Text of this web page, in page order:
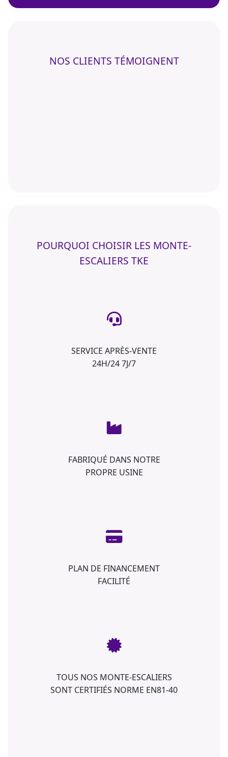
NOS CLIENTS TÉMOIGNENT
POURQUOI CHOISIR LES MONTE-
ESCALIERS TKE
SERVICE APRÈS-VENTE
24H/24 7J/7
FABRIQUÉ DANS NOTRE
PROPRE USINE
PLAN DE FINANCEMENT
FACILITÉ
TOUS NOS MONTE-ESCALIERS
SONT CERTIFIÉS NORME EN81-40